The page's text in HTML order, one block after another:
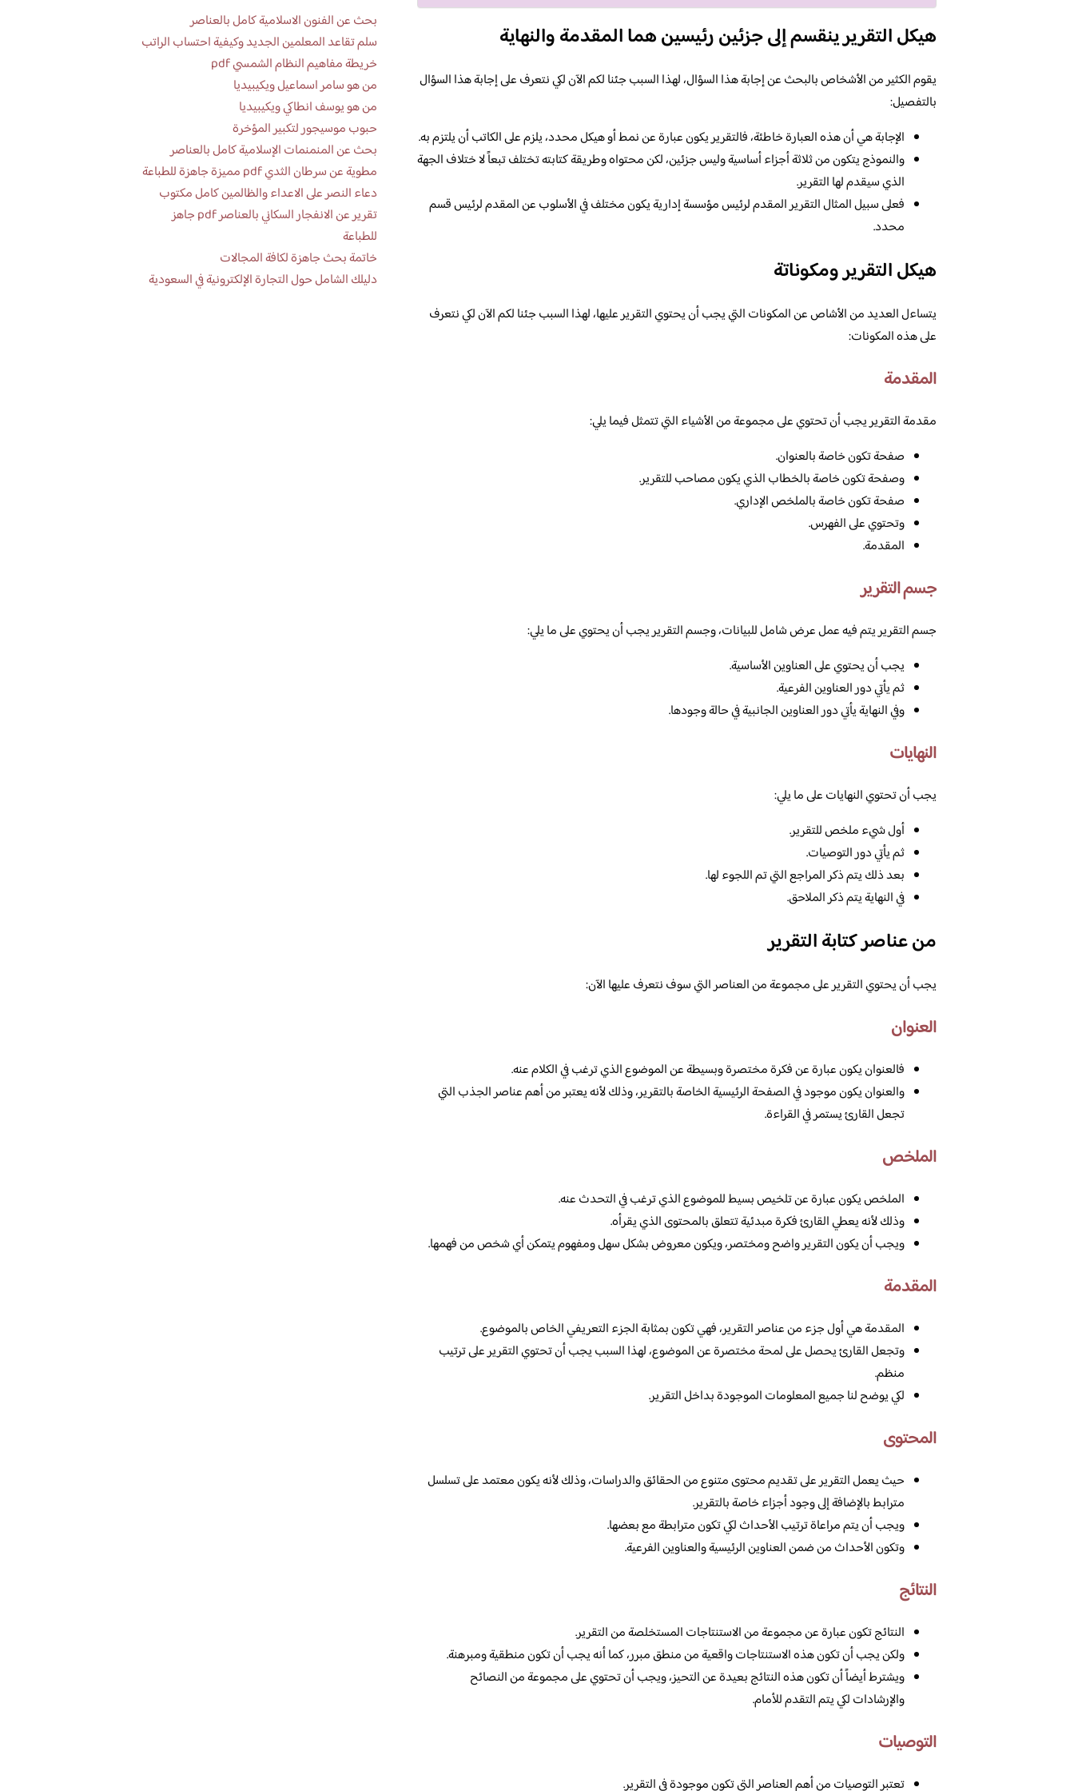
هيكل التقرير ينقسم إلى جزئين رئيسين هما المقدمة والنهاية
يقوم الكثير من الأشخاص بالبحث عن إجابة هذا السؤال، لهذا السبب جئنا لكم الآن لكي نتعرف على إجابة هذا السؤال
بالتفصيل:
الإجابة هي أن هذه العبارة خاطئة، فالتقرير يكون عبارة عن نمط أو هيكل محدد، يلزم على الكاتب أن يلتزم به.
والنموذج يتكون من ثلاثة أجزاء أساسية وليس جزئين، لكن محتواه وطريقة كتابته تختلف تبعاً لا ختلاف الجهة
الذي سيقدم لها التقرير.
فعلى سبيل المثال التقرير المقدم لرئيس مؤسسة إدارية يكون مختلف في الأسلوب عن المقدم لرئيس قسم
محدد.
هيكل التقرير ومكوناتة
يتساءل العديد من الأشاص عن المكونات التي يجب أن يحتوي التقرير عليها، لهذا السبب جئنا لكم الآن لكي نتعرف
على هذه المكونات:
المقدمة
مقدمة التقرير يجب أن تحتوي على مجموعة من الأشياء التي تتمثل فيما يلي:
صفحة تكون خاصة بالعنوان.
وصفحة تكون خاصة بالخطاب الذي يكون مصاحب للتقرير.
صفحة تكون خاصة بالملخص الإداري.
وتحتوي على الفهرس.
المقدمة.
جسم التقرير
جسم التقرير يتم فيه عمل عرض شامل للبيانات، وجسم التقرير يجب أن يحتوي على ما يلي:
يجب أن يحتوي على العناوين الأساسية.
ثم يأتي دور العناوين الفرعية.
وفي النهاية يأتي دور العناوين الجانبية في حالة وجودها.
النهايات
يجب أن تحتوي النهايات على ما يلي:
أول شيء ملخص للتقرير.
ثم يأتي دور التوصيات.
بعد ذلك يتم ذكر المراجع التي تم اللجوء لها.
في النهاية يتم ذكر الملاحق.
من عناصر كتابة التقرير
يجب أن يحتوي التقرير على مجموعة من العناصر التي سوف نتعرف عليها الآن:
العنوان
فالعنوان يكون عبارة عن فكرة مختصرة وبسيطة عن الموضوع الذي ترغب في الكلام عنه.
والعنوان يكون موجود في الصفحة الرئيسية الخاصة بالتقرير، وذلك لأنه يعتبر من أهم عناصر الجذب التي
تجعل القارئ يستمر في القراءة.
الملخص
الملخص يكون عبارة عن تلخيص بسيط للموضوع الذي ترغب في التحدث عنه.
وذلك لأنه يعطي القارئ فكرة مبدئية تتعلق بالمحتوى الذي يقرأه.
ويجب أن يكون التقرير واضح ومختصر، ويكون معروض بشكل سهل ومفهوم يتمكن أي شخص من فهمها.
المقدمة
المقدمة هي أول جزء من عناصر التقرير، فهي تكون بمثابة الجزء التعريفي الخاص بالموضوع.
وتجعل القارئ يحصل على لمحة مختصرة عن الموضوع، لهذا السبب يجب أن تحتوي التقرير على ترتيب
منظم.
لكي يوضح لنا جميع المعلومات الموجودة بداخل التقرير.
المحتوى
حيث يعمل التقرير على تقديم محتوى متنوع من الحقائق والدراسات، وذلك لأنه يكون معتمد على تسلسل
مترابط بالإضافة إلى وجود أجزاء خاصة بالتقرير.
ويجب أن يتم مراعاة ترتيب الأحداث لكي تكون مترابطة مع بعضها.
وتكون الأحداث من ضمن العناوين الرئيسية والعناوين الفرعية.
النتائج
النتائج تكون عبارة عن مجموعة من الاستنتاجات المستخلصة من التقرير.
ولكن يجب أن تكون هذه الاستنتاجات واقعية من منطق مبرر، كما أنه يجب أن تكون منطقية ومبرهنة.
ويشترط أيضاً أن تكون هذه النتائج بعيدة عن التحيز، ويجب أن تحتوي على مجموعة من النصائح
والإرشادات لكي يتم التقدم للأمام.
التوصيات
تعتبر التوصيات من أهم العناصر التي تكون موجودة في التقرير.
بحث عن الفنون الاسلامية كامل بالعناصر
سلم تقاعد المعلمين الجديد وكيفية احتساب الراتب
خريطة مفاهيم النظام الشمسي pdf
من هو سامر اسماعيل ويكيبيديا
من هو يوسف انطاكي ويكيبيديا
حبوب موسيجور لتكبير المؤخرة
بحث عن المنمنمات الإسلامية كامل بالعناصر
مطوية عن سرطان الثدي pdf مميزة جاهزة للطباعة
دعاء النصر على الاعداء والظالمين كامل مكتوب
تقرير عن الانفجار السكاني بالعناصر pdf جاهز
للطباعة
خاتمة بحث جاهزة لكافة المجالات
دليلك الشامل حول التجارة الإلكترونية في السعودية